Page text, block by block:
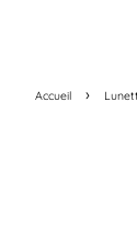
Accueil ›